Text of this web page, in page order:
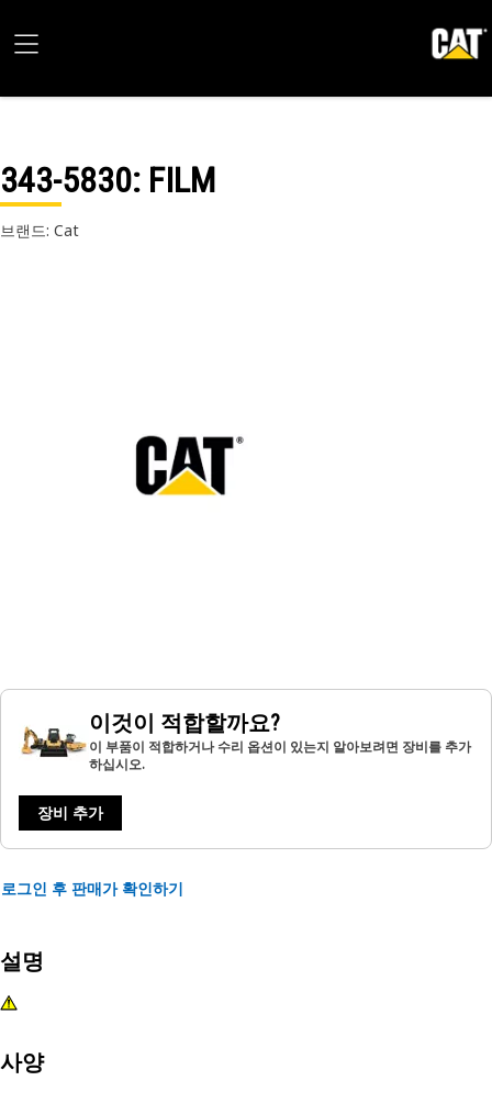
343-5830: FILM
브랜드: Cat
이것이 적합할까요?
이 부품이 적합하거나 수리 옵션이 있는지 알아보려면 장비를 추가
하십시오.
장비 추가
로그인 후 판매가 확인하기
설명
사양